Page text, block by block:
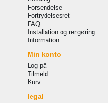
Forsendelse
Fortrydelsesret
FAQ
Installation og rengøring
Information
Min konto
Log på
Tilmeld
Kurv
legal